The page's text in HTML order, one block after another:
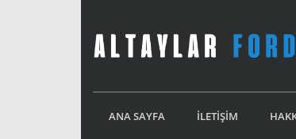
ANA SAYFA İLETİŞİM